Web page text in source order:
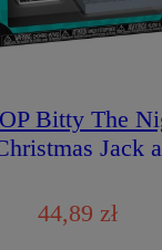
Bitty The
Jack
44,89 zł